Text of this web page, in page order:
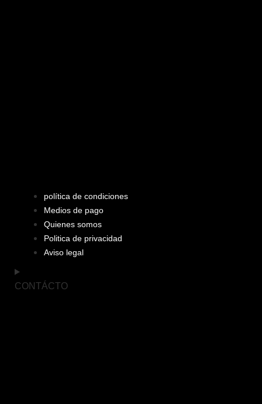
política de condiciones
Medios de pago
Quienes somos
Politica de privacidad
Aviso legal
CONTÁCTO